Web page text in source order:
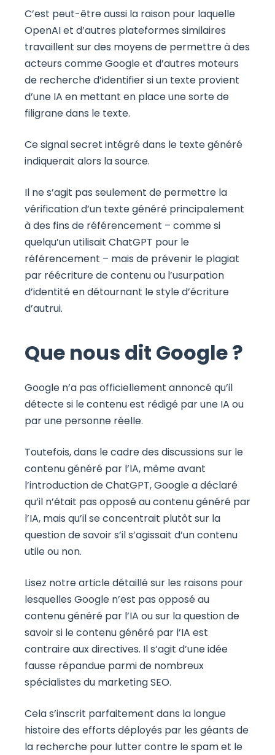
C’est peut-être aussi la raison pour laquelle
OpenAI et d’autres plateformes similaires
travaillent sur des moyens de permettre à des
acteurs comme Google et d’autres moteurs
de recherche d’identifier si un texte provient
d’une IA en mettant en place une sorte de
filigrane dans le texte.
Ce signal secret intégré dans le texte généré
indiquerait alors la source.
Il ne s’agit pas seulement de permettre la
vérification d’un texte généré principalement
à des fins de référencement – comme si
quelqu’un utilisait ChatGPT pour le
référencement – mais de prévenir le plagiat
par réécriture de contenu ou l’usurpation
d’identité en détournant le style d’écriture
d’autrui.
Que nous dit Google ?
Google n’a pas officiellement annoncé qu’il
détecte si le contenu est rédigé par une IA ou
par une personne réelle.
Toutefois, dans le cadre des discussions sur le
contenu généré par l’IA, même avant
l’introduction de ChatGPT, Google a déclaré
qu’il n’était pas opposé au contenu généré par
l’IA, mais qu’il se concentrait plutôt sur la
question de savoir s’il s’agissait d’un contenu
utile ou non.
Lisez notre article détaillé sur les raisons pour
lesquelles Google n’est pas opposé au
contenu généré par l’IA ou sur la question de
savoir si le contenu généré par l’IA est
contraire aux directives. Il s’agit d’une idée
fausse répandue parmi de nombreux
spécialistes du marketing SEO.
Cela s’inscrit parfaitement dans la longue
histoire des efforts déployés par les géants de
la recherche pour lutter contre le spam et le